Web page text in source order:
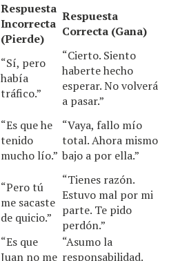
Respuesta
Incorrecta
(Pierde)
Respuesta
Correcta (Gana)
“Sí, pero
había
tráfico.”
“Cierto. Siento
haberte hecho
esperar. No volverá
a pasar.”
“Es que he
tenido
mucho lío.”
“Vaya, fallo mío
total. Ahora mismo
bajo a por ella.”
“Pero tú
me sacaste
de quicio.”
“Tienes razón.
Estuvo mal por mi
parte. Te pido
perdón.”
“Es que
Juan no me
“Asumo la
responsabilidad.